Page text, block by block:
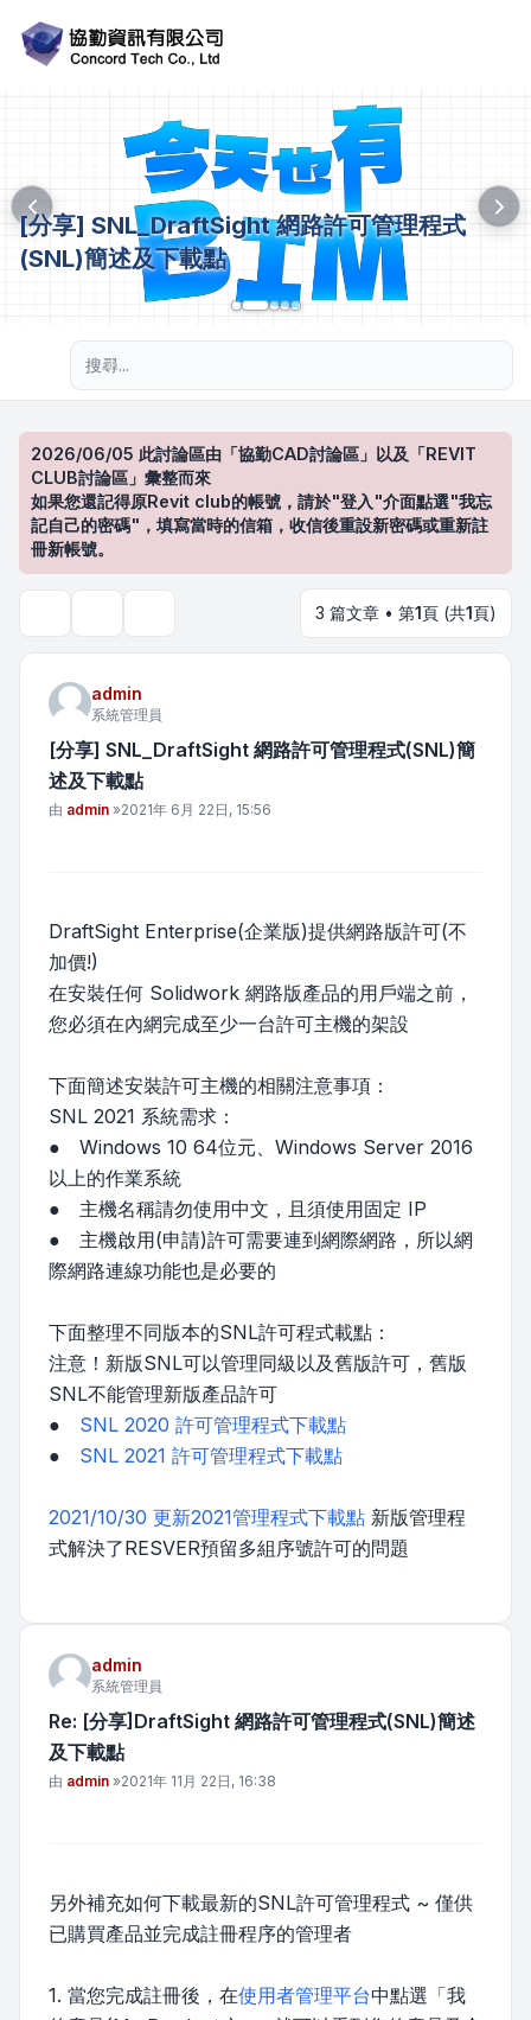
[分享] SNL_DraftSight 網路許可管理程式
(SNL)簡述及下載點
2026/06/05 此討論區由「協勤CAD討論區」以及「REVIT
CLUB討論區」彙整而來
如果您還記得原Revit club的帳號，請於"登入"介面點選"我忘
記自己的密碼"，填寫當時的信箱，收信後重設新密碼或重新註
冊新帳號。
3 篇文章 • 第1頁 (共1頁)
admin
系統管理員
[分享] SNL_DraftSight 網路許可管理程式(SNL)簡
述及下載點
文章
由 admin »2021年 6月 22日, 15:56
DraftSight Enterprise(企業版)提供網路版許可(不
加價!)
在安裝任何 Solidwork 網路版產品的用戶端之前，
您必須在內網完成至少一台許可主機的架設
下面簡述安裝許可主機的相關注意事項：
SNL 2021 系統需求：
● Windows 10 64位元、Windows Server 2016
以上的作業系統
● 主機名稱請勿使用中文，且須使用固定 IP
● 主機啟用(申請)許可需要連到網際網路，所以網
際網路連線功能也是必要的
下面整理不同版本的SNL許可程式載點：
注意！新版SNL可以管理同級以及舊版許可，舊版
SNL不能管理新版產品許可
● SNL 2020 許可管理程式下載點
● SNL 2021 許可管理程式下載點
2021/10/30 更新2021管理程式下載點 新版管理程
式解決了RESVER預留多組序號許可的問題
admin
系統管理員
Re: [分享]DraftSight 網路許可管理程式(SNL)簡述
及下載點
文章
由 admin »2021年 11月 22日, 16:38
另外補充如何下載最新的SNL許可管理程式 ~ 僅供
已購買產品並完成註冊程序的管理者
1. 當您完成註冊後，在使用者管理平台中點選「我